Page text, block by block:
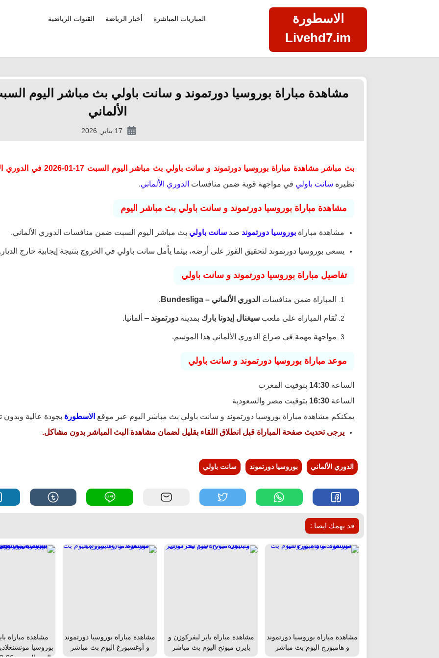
الاسطورة
Livehd7.im
المباريات المباشرة أخبار الرياضة القنوات الرياضية
الألماني
17 يناير, 2026
بث مباشر مشاهدة مباراة بوروسيا دورتموند و سانت باولي بث مباشر اليوم السبت 17-01-2026 في الدوري الألماني
نظيره سانت باولي في مواجهة قوية ضمن منافسات الدوري الألماني.
مشاهدة مباراة بوروسيا دورتموند و سانت باولي بث مباشر اليوم
مشاهدة مباراة بوروسيا دورتموند ضد سانت باولي بث مباشر اليوم السبت ضمن منافسات الدوري الألماني.
يسعى بوروسيا دورتموند لتحقيق الفوز على أرضه، بينما يأمل سانت باولي في الخروج بنتيجة إيجابية خارج الديار.
تفاصيل مباراة بوروسيا دورتموند و سانت باولي
المباراة ضمن منافسات الدوري الألماني – Bundesliga .
تُقام المباراة على ملعب سيغنال إيدونا بارك بمدينة دورتموند – ألمانيا.
مواجهة مهمة في صراع الدوري الألماني هذا الموسم.
موعد مباراة بوروسيا دورتموند و سانت باولي
الساعة 14:30 بتوقيت المغرب
الساعة 16:30 بتوقيت مصر والسعودية
يمكنكم مشاهدة مباراة بوروسيا دورتموند و سانت باولي بث مباشر اليوم عبر موقع الاسطورة بجودة عالية وبدون
يرجى تحديث صفحة المباراة قبل انطلاق اللقاء بقليل لضمان مشاهدة البث المباشر بدون مشاكل.
الدوري الألماني بوروسيا دورتموند سانت باولي
قد يهمك ايضا :
مشاهدة مباراة بوروسيا دورتموند
و هامبورج اليوم بث مباشر
مشاهدة مباراة باير ليفركوزن و
بايرن ميونخ اليوم بث مباشر
مشاهدة مباراة بوروسيا دورتموند
و أوغسبورغ اليوم بث مباشر
مشاهدة مباراة
بوروسيا